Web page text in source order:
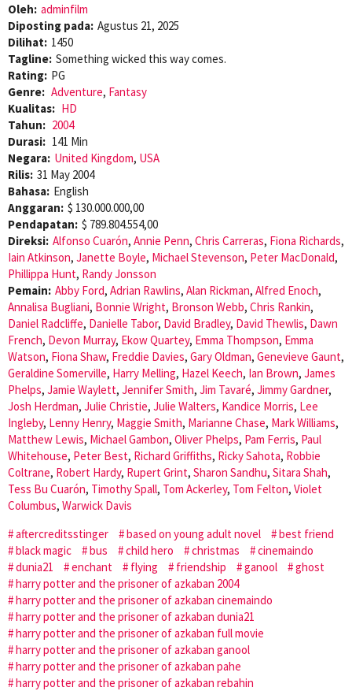
Oleh: adminfilm
Diposting pada: Agustus 21, 2025
Dilihat: 1450
Tagline: Something wicked this way comes.
Rating: PG
Genre: Adventure, Fantasy
Kualitas: HD
Tahun: 2004
Durasi: 141 Min
Negara: United Kingdom, USA
Rilis: 31 May 2004
Bahasa: English
Anggaran: $ 130.000.000,00
Pendapatan: $ 789.804.554,00
Direksi: Alfonso Cuarón, Annie Penn, Chris Carreras, Fiona Richards,
Iain Atkinson, Janette Boyle, Michael Stevenson, Peter MacDonald,
Phillippa Hunt, Randy Jonsson
Pemain: Abby Ford, Adrian Rawlins, Alan Rickman, Alfred Enoch,
Annalisa Bugliani, Bonnie Wright, Bronson Webb, Chris Rankin,
Daniel Radcliffe, Danielle Tabor, David Bradley, David Thewlis, Dawn
French, Devon Murray, Ekow Quartey, Emma Thompson, Emma
Watson, Fiona Shaw, Freddie Davies, Gary Oldman, Genevieve Gaunt,
Geraldine Somerville, Harry Melling, Hazel Keech, Ian Brown, James
Phelps, Jamie Waylett, Jennifer Smith, Jim Tavaré, Jimmy Gardner,
Josh Herdman, Julie Christie, Julie Walters, Kandice Morris, Lee
Ingleby, Lenny Henry, Maggie Smith, Marianne Chase, Mark Williams,
Matthew Lewis, Michael Gambon, Oliver Phelps, Pam Ferris, Paul
Whitehouse, Peter Best, Richard Griffiths, Ricky Sahota, Robbie
Coltrane, Robert Hardy, Rupert Grint, Sharon Sandhu, Sitara Shah,
Tess Bu Cuarón, Timothy Spall, Tom Ackerley, Tom Felton, Violet
Columbus, Warwick Davis
aftercreditsstinger
based on young adult novel
best friend
black magic
bus child hero christmas
cinemaindo
dunia21
enchant flying friendship ganool
ghost
harry potter and the prisoner of azkaban 2004
harry potter and the prisoner of azkaban cinemaindo
harry potter and the prisoner of azkaban dunia21
harry potter and the prisoner of azkaban full movie
harry potter and the prisoner of azkaban ganool
harry potter and the prisoner of azkaban pahe
harry potter and the prisoner of azkaban rebahin